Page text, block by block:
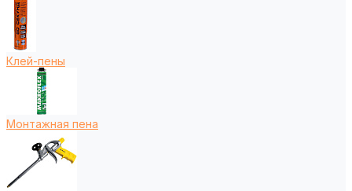
Клей-пены
Монтажная пена